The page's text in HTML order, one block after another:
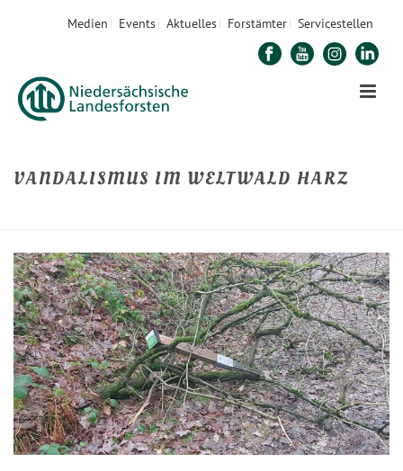
Medien Events Aktuelles Forstämter Servicestellen
VANDALISMUS IM WELTWALD HARZ